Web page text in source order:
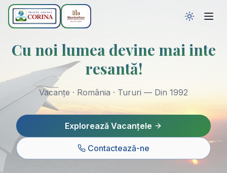
Cu noi lumea devine mai inte
resantă!
Vacanțe · România · Tururi — Din 1992
Explorează Vacanțele
Contactează-ne